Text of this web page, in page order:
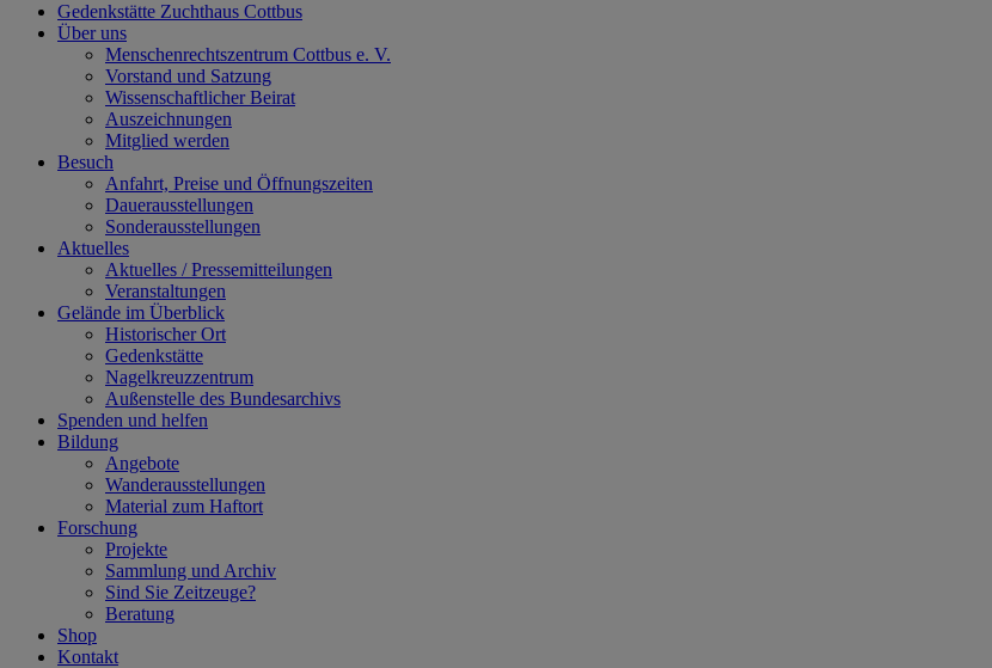
Gedenkstätte Zuchthaus Cottbus
Über uns
Menschenrechtszentrum Cottbus e. V.
Vorstand und Satzung
Wissenschaftlicher Beirat
Auszeichnungen
Mitglied werden
Besuch
Anfahrt, Preise und Öffnungszeiten
Dauerausstellungen
Sonderausstellungen
Aktuelles
Aktuelles / Pressemitteilungen
Veranstaltungen
Gelände im Überblick
Historischer Ort
Gedenkstätte
Nagelkreuzzentrum
Außenstelle des Bundesarchivs
Spenden und helfen
Bildung
Angebote
Wanderausstellungen
Material zum Haftort
Forschung
Projekte
Sammlung und Archiv
Sind Sie Zeitzeuge?
Beratung
Shop
Kontakt